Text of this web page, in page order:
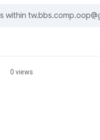
0 views